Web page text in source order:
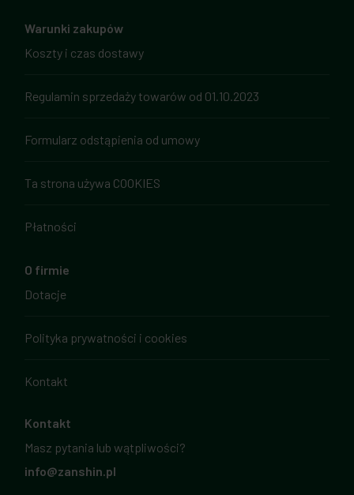
Warunki zakupów
Koszty i czas dostawy
Regulamin sprzedaży towarów od 01.10.2023
Formularz odstąpienia od umowy
Ta strona używa COOKIES
Płatności
O firmie
Dotacje
Polityka prywatności i cookies
Kontakt
Kontakt
Masz pytania lub wątpliwości?
info@zanshin.pl